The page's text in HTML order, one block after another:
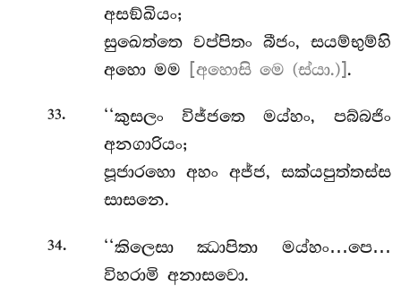
අසඞ්ඛියං;
සුඛෙත්තෙ වප්පිතං බීජං, සයම්භුම්හි
අහො මම [අහොසි මෙ (ස්යා.)].
33.
‘‘කුසලං විජ්ජතෙ මය්හං, පබ්බජිං
අනගාරියං;
පූජාරහො අහං අජ්ජ, සක්යපුත්තස්ස
සාසනෙ.
34.
‘‘කිලෙසා ඣාපිතා මය්හං…පෙ…
විහරාමි අනාසවො.